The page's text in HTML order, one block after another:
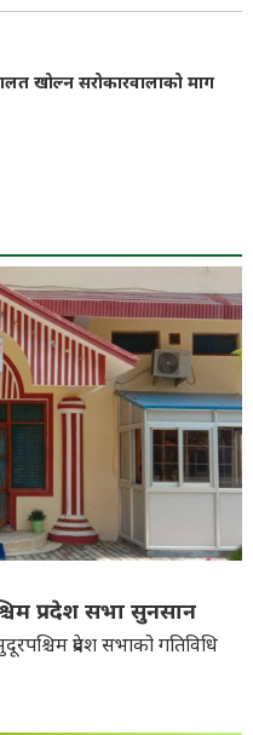
खोल्न सरोकारवालाको माग
प्रदेश सभा सुनसान
प्रदेश सभाको गतिविधि